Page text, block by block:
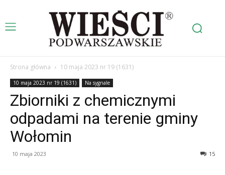
Strona główna 10 maja 2023 nr 19 (1631)
10 maja 2023 nr 19 (1631) Na sygnale
Zbiorniki z chemicznymi
odpadami na terenie gminy
Wołomin
10 maja 2023 15